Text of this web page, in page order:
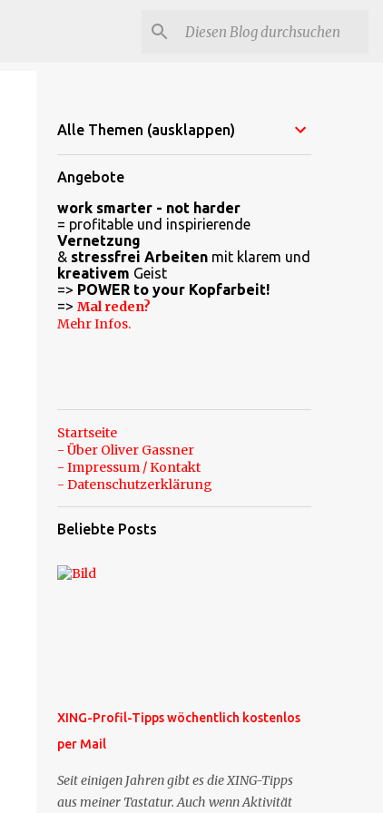
Alle Themen (ausklappen)
Angebote
work smarter - not harder
= profitable und inspirierende
Vernetzung
& stressfrei Arbeitenmit klarem und
kreativem Geist
=> POWER to your Kopfarbeit!
=> Mal reden?
Mehr Infos.
Startseite
- Über Oliver Gassner
- Impressum / Kontakt
- Datenschutzerklärung
Beliebte Posts
XING-Profil-Tipps wöchentlich kostenlos
per Mail
Seit einigen Jahren gibt es die XING-Tipps
aus meiner Tastatur. Auch wenn Aktivität